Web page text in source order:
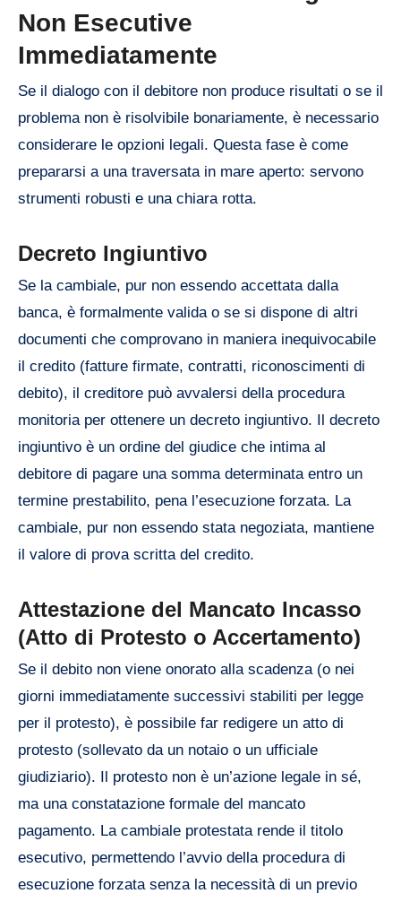
Non Esecutive
Immediatamente
Se il dialogo con il debitore non produce risultati o se il
problema non è risolvibile bonariamente, è necessario
considerare le opzioni legali. Questa fase è come
prepararsi a una traversata in mare aperto: servono
strumenti robusti e una chiara rotta.
Decreto Ingiuntivo
Se la cambiale, pur non essendo accettata dalla
banca, è formalmente valida o se si dispone di altri
documenti che comprovano in maniera inequivocabile
il credito (fatture firmate, contratti, riconoscimenti di
debito), il creditore può avvalersi della procedura
monitoria per ottenere un decreto ingiuntivo. Il decreto
ingiuntivo è un ordine del giudice che intima al
debitore di pagare una somma determinata entro un
termine prestabilito, pena l’esecuzione forzata. La
cambiale, pur non essendo stata negoziata, mantiene
il valore di prova scritta del credito.
Attestazione del Mancato Incasso
(Atto di Protesto o Accertamento)
Se il debito non viene onorato alla scadenza (o nei
giorni immediatamente successivi stabiliti per legge
per il protesto), è possibile far redigere un atto di
protesto (sollevato da un notaio o un ufficiale
giudiziario). Il protesto non è un’azione legale in sé,
ma una constatazione formale del mancato
pagamento. La cambiale protestata rende il titolo
esecutivo, permettendo l’avvio della procedura di
esecuzione forzata senza la necessità di un previo